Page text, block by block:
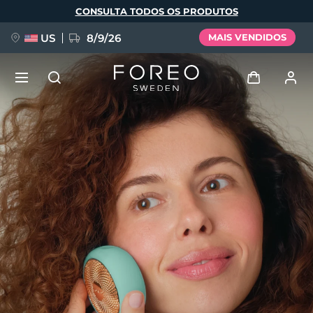
principal
CONSULTA TODOS OS PRODUTOS
US 8/9/26 MAIS VENDIDOS
Entrar
Perfil de usuário
Meus aparelhos
Meus pedidos
Meus endereços
As minhas subscrições
NOVIDADE
FAQ™ Pure Beauty-Tech Elixir
BREAKING NEWS
issa™ Teeth Whitening Set
Idioma
English Deutsch
Español
Français
Italiano
Português
Polski
Svenska
Русский
Türkçe
简体中文 繁體中文